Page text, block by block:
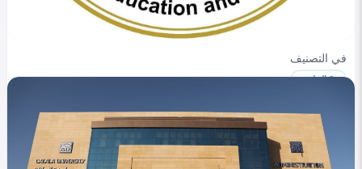
في التصنيف
التعليم
التعليم العالي)
Shahenda hassan
306